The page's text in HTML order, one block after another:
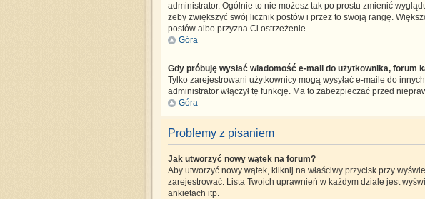
administrator. Ogólnie to nie możesz tak po prostu zmienić
żeby zwiększyć swój licznik postów i przez to swoją rangę.
postów albo przyzna Ci ostrzeżenie.
Góra
Gdy próbuję wysłać wiadomość e-mail do użytkownika, forum
Tylko zarejestrowani użytkownicy mogą wysyłać e-maile do
administrator włączył tę funkcję. Ma to zabezpieczać przed
Góra
Problemy z pisaniem
Jak utworzyć nowy wątek na forum?
Aby utworzyć nowy wątek, kliknij na właściwy przycisk przy
zarejestrować. Lista Twoich uprawnień w każdym dziale jest
ankietach itp.